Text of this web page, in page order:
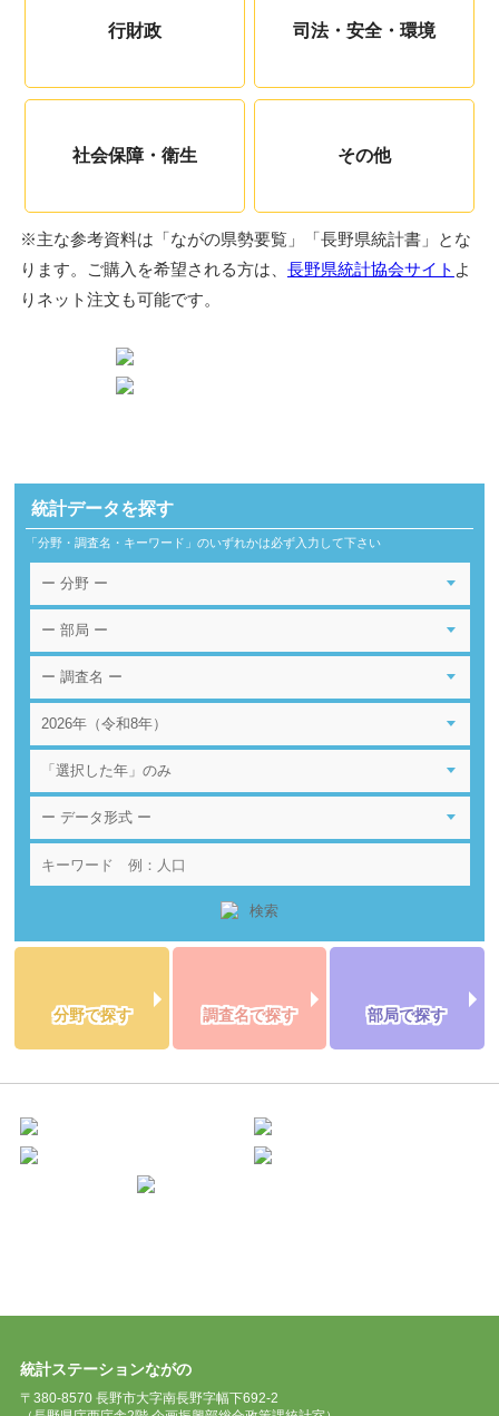
行財政 司法・安全・環境
社会保障・衛生 その他
※主な参考資料は「ながの県勢要覧」「長野県統計書」とな
ります。ご購入を希望される方は、 長野県統計協会サイト よ
りネット注文も可能です。
統計データを探す
「分野・調査名・キーワード」のいずれかは必ず入力して下さい
分野で探す 調査名で探す 部局で探す
統計ステーションながの
〒380-8570 長野市大字南長野字幅下692-2